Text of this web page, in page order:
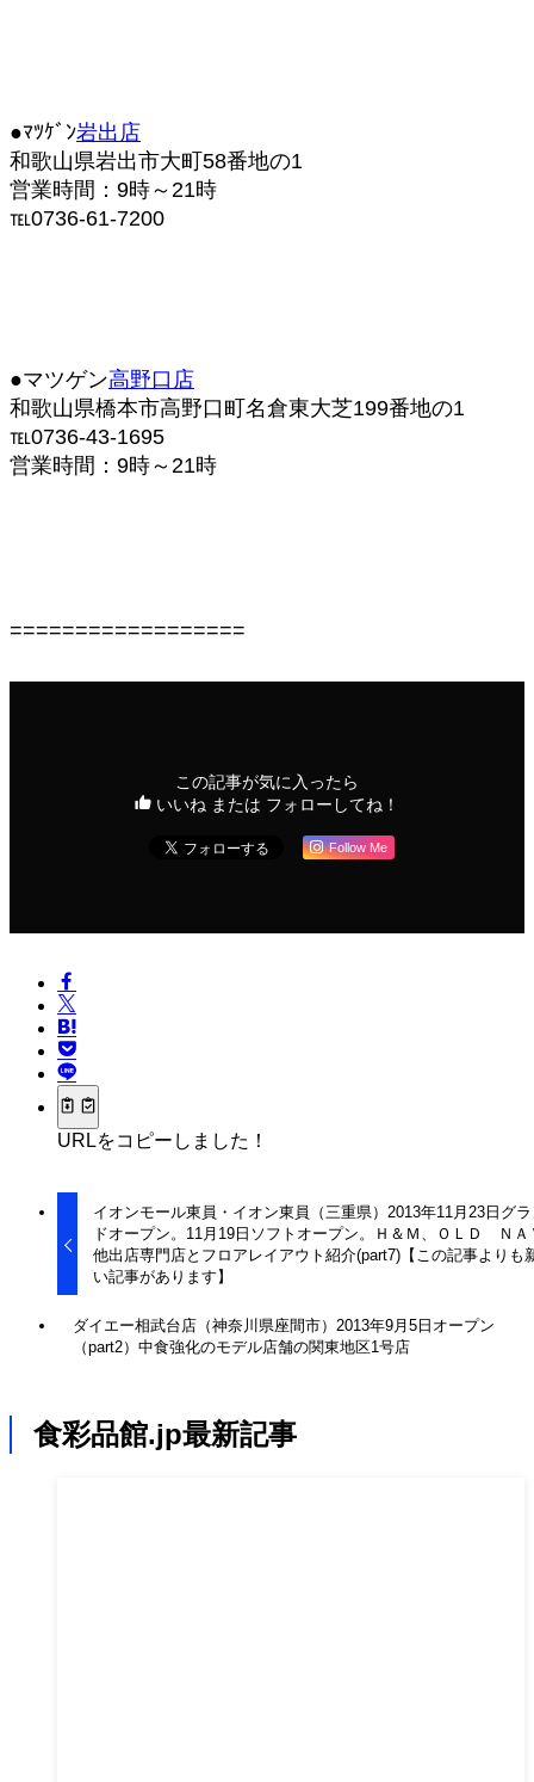
●ﾏﾂｹﾞﾝ岩出店
和歌山県岩出市大町58番地の1
営業時間：9時～21時
℡0736-61-7200
●マツゲン高野口店
和歌山県橋本市高野口町名倉東大芝199番地の1
℡0736-43-1695
営業時間：9時～21時
==================
この記事が気に入ったら
いいね または フォローしてね！
Follow Me
URLをコピーしました！
イオンモール東員・イオン東員（三重県）2013年11月23日グ
ドオープン。11月19日ソフトオープン。Ｈ＆Ｍ、ＯＬＤ ＮＡ
他出店専門店とフロアレイアウト紹介(part7)【この記事よりも
い記事があります】
ダイエー相武台店（神奈川県座間市）2013年9月5日オープン
（part2）中食強化のモデル店舗の関東地区1号店
食彩品館.jp最新記事